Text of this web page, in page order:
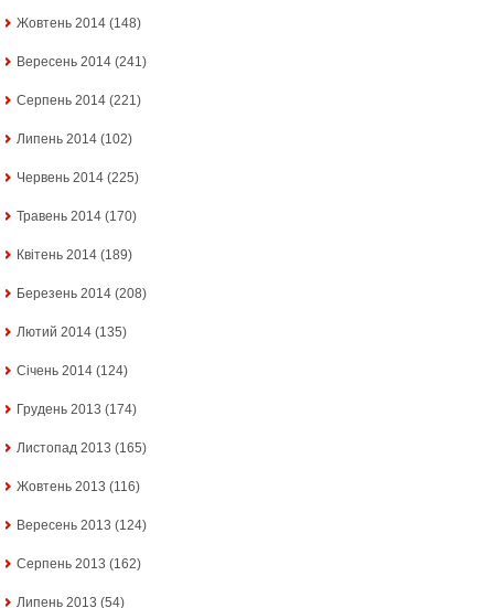
Жовтень 2014 (148)
Вересень 2014 (241)
Серпень 2014 (221)
Липень 2014 (102)
Червень 2014 (225)
Травень 2014 (170)
Квітень 2014 (189)
Березень 2014 (208)
Лютий 2014 (135)
Січень 2014 (124)
Грудень 2013 (174)
Листопад 2013 (165)
Жовтень 2013 (116)
Вересень 2013 (124)
Серпень 2013 (162)
Липень 2013 (54)